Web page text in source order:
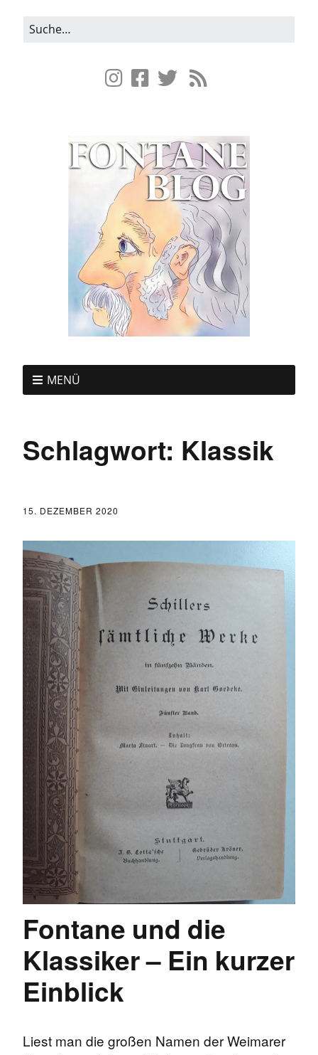
MENÜ
Schlagwort: Klassik
15. DEZEMBER 2020
Fontane und die
Klassiker – Ein kurzer
Einblick
Liest man die großen Namen der Weimarer